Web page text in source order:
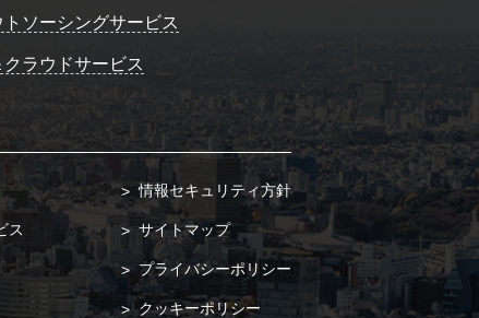
ソーシングサービス
ラウドサービス
ス
情報セキュリティ方針
サイトマップ
プライバシーポリシー
クッキーポリシー